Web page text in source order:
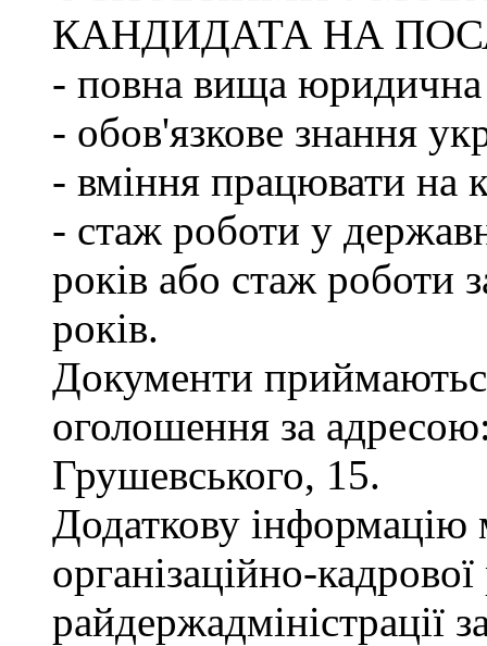
КАНДИДАТА НА
- повна вища юридична
- обов'язкове знання
- вміння працювати на
- стаж роботи у
років або стаж роботи
років.
Документи
оголошення за
Грушевського, 15.
Додаткову інформацію
організаційно-
райдержадміністрації